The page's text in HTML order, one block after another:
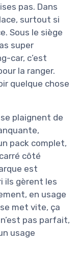
pas. Dans
surtout si
Sous le siège
super
car, c’est
la ranger.
quelque chose
plaignent de
pack complet,
côté
est
ils gèrent les
en usage
met vite, ça
pas parfait,
usage